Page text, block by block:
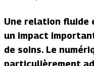
Une relation
un impact
de soins. Le
particulièrement